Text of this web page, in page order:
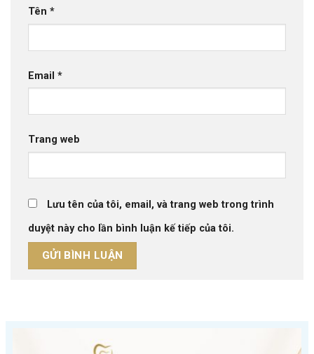
Tên *
Email *
Trang web
Lưu tên của tôi, email, và trang web trong trình
duyệt này cho lần bình luận kế tiếp của tôi.